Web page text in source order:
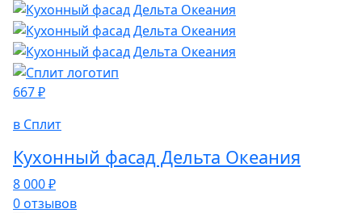
667 ₽
в Сплит
Кухонный фасад Дельта Океания
8 000 ₽
0 отзывов